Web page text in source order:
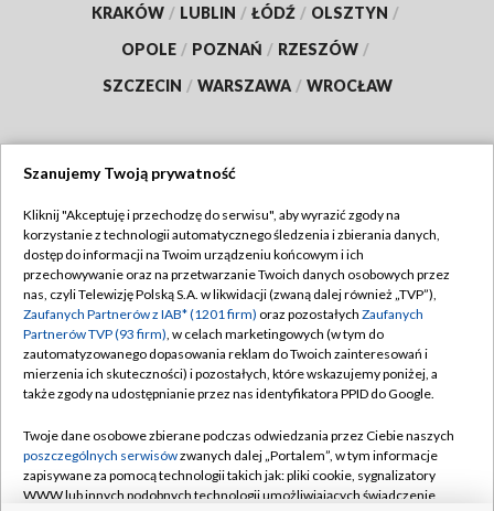
KRAKÓW / LUBLIN / ŁÓDŹ / OLSZTYN /
OPOLE / POZNAŃ / RZESZÓW /
SZCZECIN / WARSZAWA / WROCŁAW
TVP
Abonament TVP
Emisja w TVP
Centrum informacji TVP
Naziemna Telewizja Cyfrowa
Rada Programowa
System NOS
Regulamin TVP
Polityka prywatności
Moje zgody
Pomoc
Kontakt
Szanujemy Twoją prywatność
Kliknij "Akceptuję i przechodzę do serwisu", aby wyrazić zgody na
korzystanie z technologii automatycznego śledzenia i zbierania danych,
dostęp do informacji na Twoim urządzeniu końcowym i ich
przechowywanie oraz na przetwarzanie Twoich danych osobowych przez
nas, czyli Telewizję Polską S.A. w likwidacji (zwaną dalej również „TVP”),
Zaufanych Partnerów z IAB* (1201 firm) oraz pozostałych Zaufanych
Partnerów TVP (93 firm), w celach marketingowych (w tym do
zautomatyzowanego dopasowania reklam do Twoich zainteresowań i
mierzenia ich skuteczności) i pozostałych, które wskazujemy poniżej, a
także zgody na udostępnianie przez nas identyfikatora PPID do Google.
Twoje dane osobowe zbierane podczas odwiedzania przez Ciebie naszych
poszczególnych serwisówzwanych dalej „Portalem”, w tym informacje
zapisywane za pomocą technologii takich jak: pliki cookie, sygnalizatory
WWW lub innych podobnych technologii umożliwiających świadczenie